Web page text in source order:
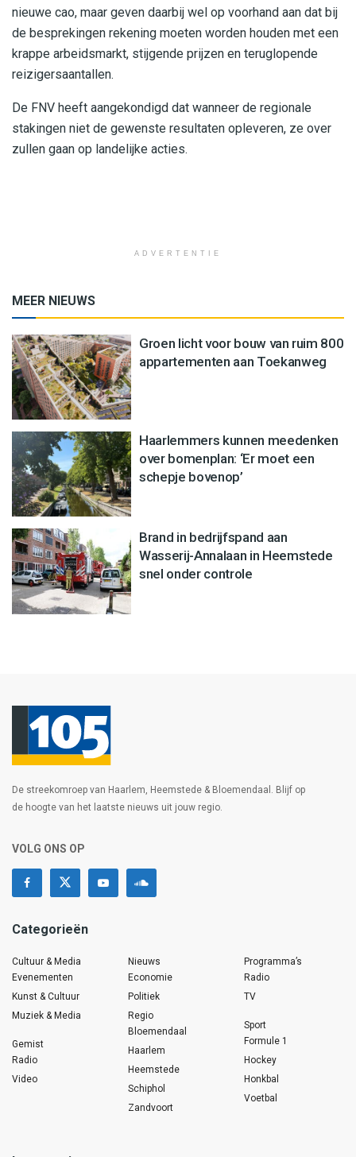
nieuwe cao, maar geven daarbij wel op voorhand aan dat bij
de besprekingen rekening moeten worden houden met een
krappe arbeidsmarkt, stijgende prijzen en teruglopende
reizigersaantallen.
De FNV heeft aangekondigd dat wanneer de regionale
stakingen niet de gewenste resultaten opleveren, ze over
zullen gaan op landelijke acties.
ADVERTENTIE
MEER NIEUWS
Groen licht voor bouw van ruim 800
appartementen aan Toekanweg
Haarlemmers kunnen meedenken
over bomenplan: ‘Er moet een
schepje bovenop’
Brand in bedrijfspand aan
Wasserij-Annalaan in Heemstede
snel onder controle
De streekomroep van Haarlem, Heemstede & Bloemendaal. Blijf op
de hoogte van het laatste nieuws uit jouw regio.
VOLG ONS OP
Categorieën
Cultuur & Media
Evenementen
Kunst & Cultuur
Muziek & Media
Gemist
Radio
Video
Nieuws
Economie
Politiek
Regio
Bloemendaal
Haarlem
Heemstede
Schiphol
Zandvoort
Programma’s
Radio
TV
Sport
Formule 1
Hockey
Honkbal
Voetbal